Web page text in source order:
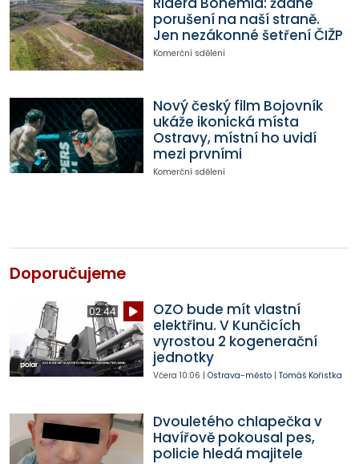
porušení na naší straně.
Jen nezákonné šetření ČIŽP
Komerční sdělení
Nový český film Bojovník
ukáže ikonická místa
Ostravy, místní ho uvidí
mezi prvními
Komerční sdělení
Doporučujeme
02:44
OZO bude mít vlastní
elektřinu. V Kunčicích
vyrostou 2 kogenerační
jednotky
Včera 10:06 | Ostrava-město| Tomáš Kořistka
Dvouletého chlapečka v
Havířově pokousal pes,
policie hledá majitele